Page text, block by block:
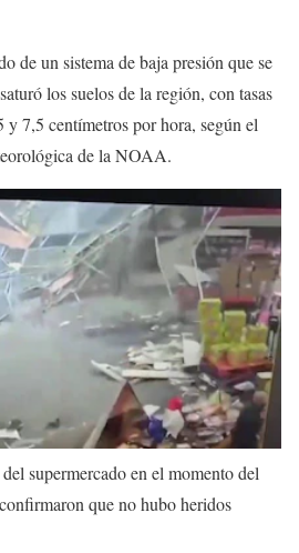
de un sistema de baja presión que se
los suelos de la región, con tasas
y 7,5 centímetros por hora, según el
de la NOAA.
supermercado en el momento del
que no hubo heridos